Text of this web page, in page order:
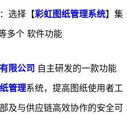
选择【彩虹图纸管理系统】集
多个 软件功能
限公司
自主研发的一款功能
管理系统，提高图纸使用者工
及与供应链高效协作的安全可